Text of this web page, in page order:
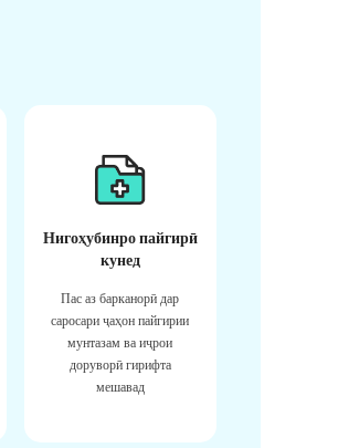
Нигоҳубинро пайгирӣ
кунед
Пас аз барканорӣ дар
саросари ҷаҳон пайгирии
мунтазам ва иҷрои
доруворӣ гирифта
мешавад